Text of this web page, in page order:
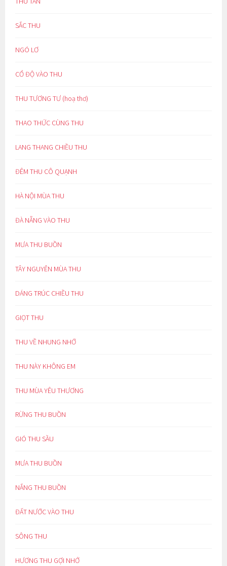
SẮC THU
NGÓ LƠ
CỔ ĐỘ VÀO THU
THU TƯƠNG TƯ (hoạ thơ)
THAO THỨC CÙNG THU
LANG THANG CHIỀU THU
ĐÊM THU CÔ QUẠNH
HÀ NỘI MÙA THU
ĐÀ NẴNG VÀO THU
MƯA THU BUỒN
TÂY NGUYÊN MÙA THU
DÁNG TRÚC CHIỀU THU
GIỌT THU
THU VỀ NHUNG NHỚ
THU NÀY KHÔNG EM
THU MÙA YÊU THƯƠNG
RỪNG THU BUỒN
GIÓ THU SẦU
MƯA THU BUỒN
NẮNG THU BUỒN
ĐẤT NƯỚC VÀO THU
SÔNG THU
HƯƠNG THU GỢI NHỚ